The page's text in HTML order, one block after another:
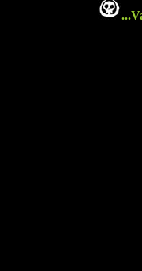
...